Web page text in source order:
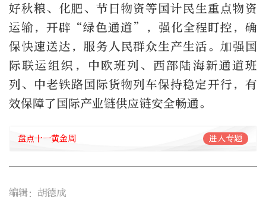
好秋粮、化肥、节日物资等国计民生重点物资
运输，开辟“绿色通道”，强化全程盯控，确
保快速送达，服务人民群众生产生活。加强国
际联运组织，中欧班列、西部陆海新通道班
列、中老铁路国际货物列车保持稳定开行，有
效保障了国际产业链供应链安全畅通。
盘点十一黄金周 进入专题
编辑：胡德成